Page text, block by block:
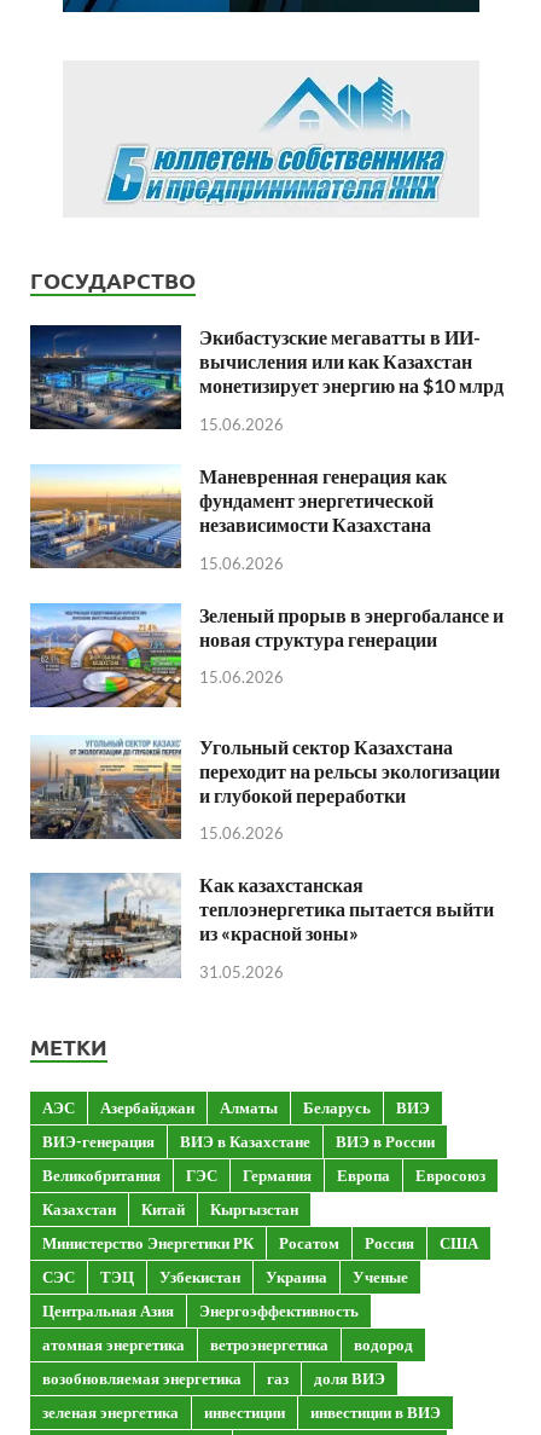
ГОСУДАРСТВО
Экибастузские мегаватты в ИИ-
вычисления или как Казахстан
монетизирует энергию на $10 млрд
15.06.2026
Маневренная генерация как
фундамент энергетической
независимости Казахстана
15.06.2026
Зеленый прорыв в энергобалансе и
новая структура генерации
15.06.2026
Угольный сектор Казахстана
переходит на рельсы экологизации
и глубокой переработки
15.06.2026
Как казахстанская
теплоэнергетика пытается выйти
из «красной зоны»
31.05.2026
МЕТКИ
АЭС Азербайджан Алматы Беларусь
ВИЭ
ВИЭ-генерация
ВИЭ в Казахстане
ВИЭ в России
Великобритания
ГЭС Германия Европа
Евросоюз
Казахстан
Китай
Кыргызстан
Министерство Энергетики РК
Росатом Россия
США
СЭС
ТЭЦ Узбекистан Украина
Ученые
Центральная Азия
Энергоэффективность
атомная энергетика
ветроэнергетика
водород
возобновляемая энергетика
газ
доля ВИЭ
зеленая энергетика
инвестиции
инвестиции в ВИЭ